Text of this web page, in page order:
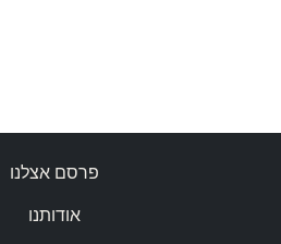
פרסם אצלנו
אודותנו